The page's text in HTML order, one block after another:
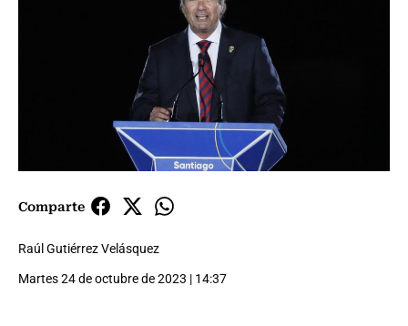
Comparte
Raúl Gutiérrez Velásquez
Martes 24 de octubre de 2023 | 14:37